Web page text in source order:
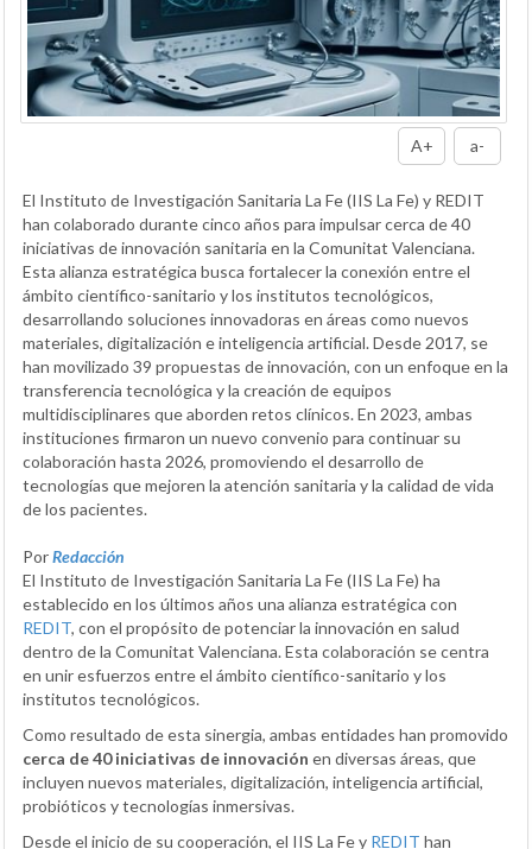
A+ a-
El Instituto de Investigación Sanitaria La Fe (IIS La Fe) y REDIT
han colaborado durante cinco años para impulsar cerca de 40
iniciativas de innovación sanitaria en la Comunitat Valenciana.
Esta alianza estratégica busca fortalecer la conexión entre el
ámbito científico-sanitario y los institutos tecnológicos,
desarrollando soluciones innovadoras en áreas como nuevos
materiales, digitalización e inteligencia artificial. Desde 2017, se
han movilizado 39 propuestas de innovación, con un enfoque en la
transferencia tecnológica y la creación de equipos
multidisciplinares que aborden retos clínicos. En 2023, ambas
instituciones firmaron un nuevo convenio para continuar su
colaboración hasta 2026, promoviendo el desarrollo de
tecnologías que mejoren la atención sanitaria y la calidad de vida
de los pacientes.
PorRedacción
El Instituto de Investigación Sanitaria La Fe (IIS La Fe) ha
establecido en los últimos años una alianza estratégica con
REDIT, con el propósito de potenciar la innovación en salud
dentro de la Comunitat Valenciana. Esta colaboración se centra
en unir esfuerzos entre el ámbito científico-sanitario y los
institutos tecnológicos.
Como resultado de esta sinergia, ambas entidades han promovido
cerca de 40 iniciativas de innovación en diversas áreas, que
incluyen nuevos materiales, digitalización, inteligencia artificial,
probióticos y tecnologías inmersivas.
Desde el inicio de su cooperación, el IIS La Fe y REDIT han